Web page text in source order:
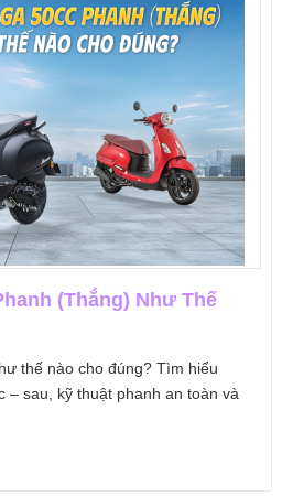
(Thắng) Như Thế
thế nào cho đúng? Tìm hiểu
– sau, kỹ thuật phanh an toàn và